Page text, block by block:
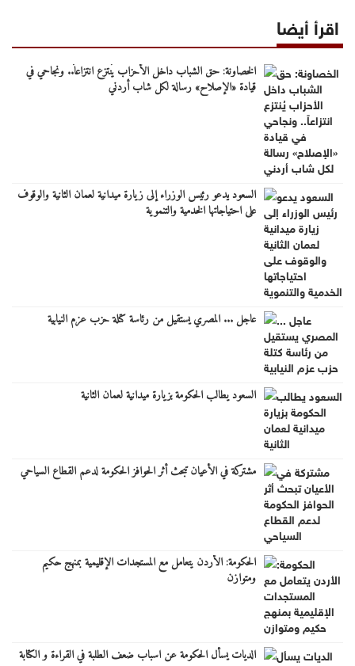
اقرأ أيضا
الخصاونة: حق الشباب داخل الأحزاب يُنتزع انتزاعاً.. ونجاحي في
قيادة «الإصلاح» رسالة لكل شاب أردني
السعود يدعو رئيس الوزراء إلى زيارة ميدانية لعمان الثانية والوقوف
على احتياجاتها الخدمية والتنموية
عاجل ... المصري يستقيل من رئاسة كتلة حزب عزم النيابية
السعود يطالب الحكومة بزيارة ميدانية لعمان الثانية
مشتركة في الأعيان تبحث أثر الحوافز الحكومة لدعم القطاع السياحي
الحكومة: الأردن يتعامل مع المستجدات الإقليمية بمنهج حكيم
ومتوازن
الديات يسأل الحكومة عن اسباب ضعف الطلبة في القراءة و الكتابة